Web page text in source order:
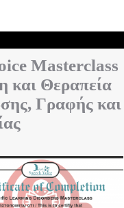
Masterclass
και Θεραπεία
Γραφής και